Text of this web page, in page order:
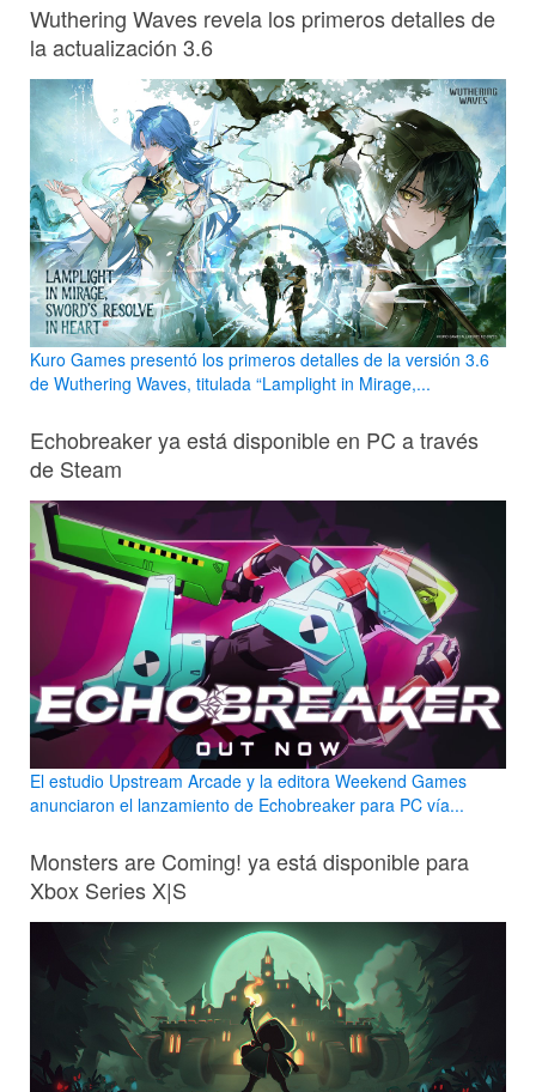
Wuthering Waves revela los primeros detalles de
la actualización 3.6
Kuro Games presentó los primeros detalles de la versión 3.6
de Wuthering Waves, titulada “Lamplight in Mirage,...
Echobreaker ya está disponible en PC a través
de Steam
El estudio Upstream Arcade y la editora Weekend Games
anunciaron el lanzamiento de Echobreaker para PC vía...
Monsters are Coming! ya está disponible para
Xbox Series X|S